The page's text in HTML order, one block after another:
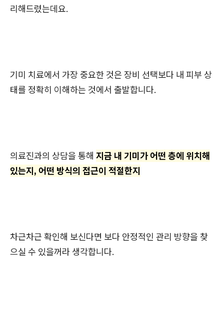
리해드렸는데요.
기미 치료에서 가장 중요한 것은 장비 선택보다 내 피부 상
태를 정확히 이해하는 것에서 출발합니다.
의료진과의 상담을 통해 지금 내 기미가 어떤 층에 위치해
있는지, 어떤 방식의 접근이 적절한지
차근차근 확인해 보신다면 보다 안정적인 관리 방향을 찾
으실 수 있을꺼라 생각합니다.